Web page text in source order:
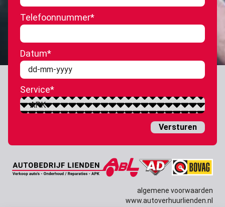
Telefoonnummer*
Datum*
DD
dash
MM
dash
Service*
algemene voorwaarden
www.autoverhuurlienden.nl